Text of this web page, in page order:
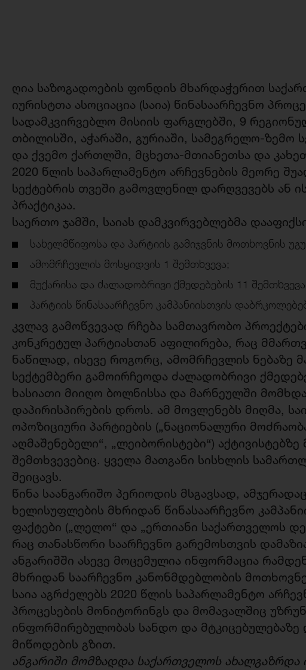
ღია საზოგადოების ფონდის მხარდაჭერით
იურისტთა ასოციაცია (საია) წინასაარჩევნო
სადამკვირვებლო მისიის ფარგლებში, 9
თბილისში, აჭარაში, გურიაში, სამეგრელო-ზემო
და ქვემო ქართლში, მცხეთა-მთიანეთსა და
2020 წლის საპარლამენტო არჩევნების მეორე
სექტებრის თვეში გამოვლენილ დარღვევებს ან
პრაქტიკაა.
საერთო ჯამში, საიას დამკვირვებლებმა
სახელმწიფოსა და პარტიის გამიჯვნის მოთხოვნის
ამომრჩევლის მოსყიდვის 1 შემთხვევა;
მუქარისა და ძალადობრივი ქმედებების 11
პარტიის წინასაარჩევნო კამპანიისთვის
კვლავ გამოწვევად რჩება სამთავრობო
კონკრეტულ პარტიასთან აფილირება, რაც
ნაწილად, ისევე როგორც, ამომრჩევლის ნებაზე
სექტემბერი გამოირჩეოდა ძალადობრივი
ხასიათი მიიღო ბოლნისსა და მარნეულში
დაპირისპირების დროს. ამ მოვლენებს მიღმა,
ოპოზიციური პარტიების („ნაციონალური
აღმაშენებელი“, „ლეიბორისტები“)
შემთხვევებიც. ყველა მათგანი სისხლის
შეიცავს.
წინა საანგარიშო პერიოდის მსგავსად,
ხელისუფლების მხრიდან წინასაარჩევნო
ფაქტები („ლელო“ და „ერთიანი საქართველოს
რაც თანასწორი საარჩევნო გარემოსთვის
ანგარიშში ასევე მოცემულია ინფორმაცია
მხრიდან საარჩევნო კანონმდებლობის
საია აგრძელებს 2020 წლის საპარლამენტო
პროცესების მონიტორინგს და მომავალშიც
ინფორმირებულობას სანდო და მტკიცებულებაზე
მიწოდების გზით.
ანგარიში მომზადდა საქართველოს ახალგაზრდა